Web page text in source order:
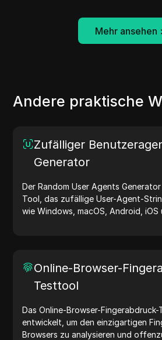
Mehr ansehen
Andere praktische
Zufälliger
Generator
Der Random User Agents
Tool, das zufällige User-Agent-
wie Windows, macOS, Android, iOS
noch heute User-Agents!
Online-Browser-
Testtool
Das Online-Browser-
entwickelt, um den einzigartigen
Browsers zu analysieren und